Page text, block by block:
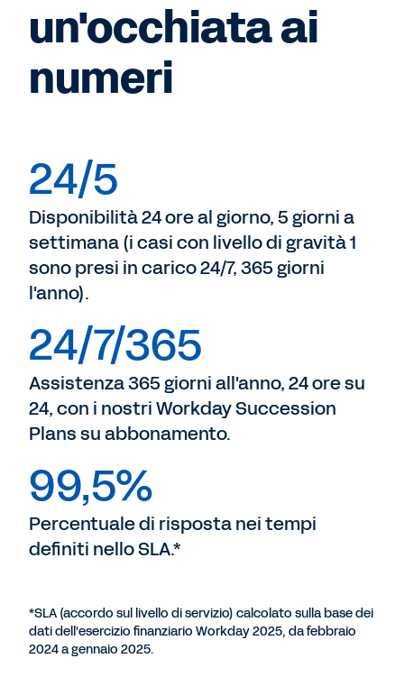
un'occhiata ai
numeri
24/5
Disponibilità 24 ore al giorno, 5 giorni a
settimana (i casi con livello di gravità 1
sono presi in carico 24/7, 365 giorni
l'anno).
24/7/365
Assistenza 365 giorni all'anno, 24 ore su
24, con i nostri Workday Succession
Plans su abbonamento.
99,5%
Percentuale di risposta nei tempi
definiti nello SLA.*
*SLA (accordo sul livello di servizio) calcolato sulla base dei
dati dell'esercizio finanziario Workday 2025, da febbraio
2024 a gennaio 2025.